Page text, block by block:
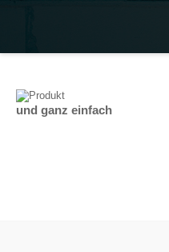
und ganz einfach